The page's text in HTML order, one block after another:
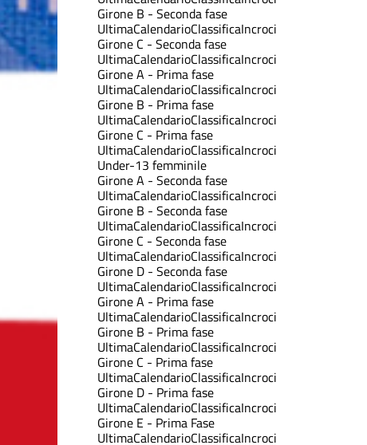
Girone B - Seconda fase
UltimaCalendarioClassificaIncroci
Girone C - Seconda fase
UltimaCalendarioClassificaIncroci
Girone A - Prima fase
UltimaCalendarioClassificaIncroci
Girone B - Prima fase
UltimaCalendarioClassificaIncroci
Girone C - Prima fase
UltimaCalendarioClassificaIncroci
Under-13 femminile
Girone A - Seconda fase
UltimaCalendarioClassificaIncroci
Girone B - Seconda fase
UltimaCalendarioClassificaIncroci
Girone C - Seconda fase
UltimaCalendarioClassificaIncroci
Girone D - Seconda fase
UltimaCalendarioClassificaIncroci
Girone A - Prima fase
UltimaCalendarioClassificaIncroci
Girone B - Prima fase
UltimaCalendarioClassificaIncroci
Girone C - Prima fase
UltimaCalendarioClassificaIncroci
Girone D - Prima fase
UltimaCalendarioClassificaIncroci
Girone E - Prima Fase
UltimaCalendarioClassificaIncroci